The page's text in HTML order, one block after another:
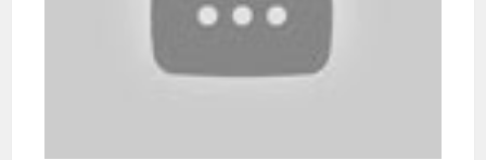
Due grandi Professori: Barbero & Corrado ❤